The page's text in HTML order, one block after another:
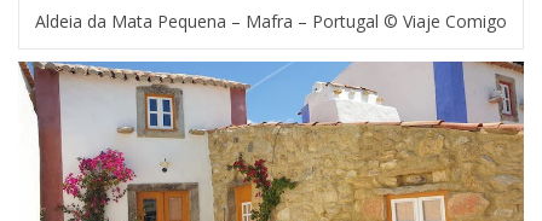
Aldeia da Mata Pequena – Mafra – Portugal © Viaje Comigo